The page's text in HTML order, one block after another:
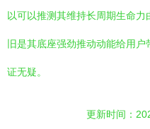
以可以推测其维持长周期生命
旧是其底座强劲推动动能给用
证无疑。
更新时间：